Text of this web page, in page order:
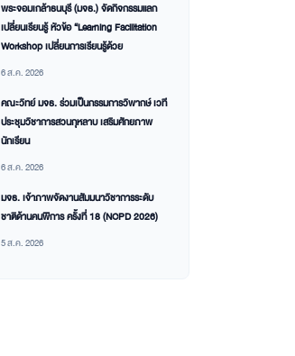
พระจอมเกล้าธนบุรี (มจธ.) จัดกิจกรรมแลก
เปลี่ยนเรียนรู้ หัวข้อ “Learning Facilitation
Workshop เปลี่ยนการเรียนรู้ด้วย
6 ส.ค. 2026
คณะวิทย์ มจธ. ร่วมเป็นกรรมการวิพากษ์ เวที
ประชุมวิชาการสวนกุหลาบ เสริมศักยภาพ
นักเรียน
6 ส.ค. 2026
มจธ. เจ้าภาพจัดงานสัมมนาวิชาการระดับ
ชาติด้านคนพิการ ครั้งที่ 18 (NCPD 2026)
5 ส.ค. 2026